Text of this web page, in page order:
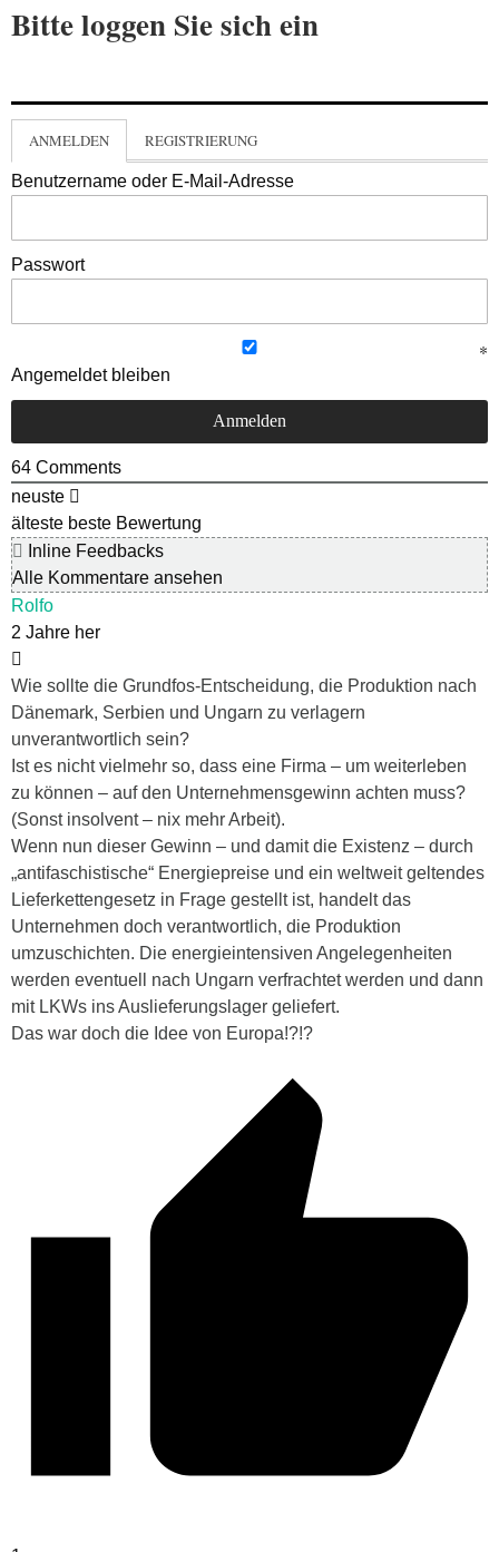
Bitte loggen Sie sich ein
ANMELDEN REGISTRIERUNG
Benutzername oder E-Mail-Adresse
Passwort
Angemeldet bleiben
64 Comments
neuste
älteste beste Bewertung
Inline Feedbacks
Alle Kommentare ansehen
Rolfo
2 Jahre her
Wie sollte die Grundfos-Entscheidung, die Produktion nach
Dänemark, Serbien und Ungarn zu verlagern
unverantwortlich sein?
Ist es nicht vielmehr so, dass eine Firma – um weiterleben
zu können – auf den Unternehmensgewinn achten muss?
(Sonst insolvent – nix mehr Arbeit).
Wenn nun dieser Gewinn – und damit die Existenz – durch
„antifaschistische“ Energiepreise und ein weltweit geltendes
Lieferkettengesetz in Frage gestellt ist, handelt das
Unternehmen doch verantwortlich, die Produktion
umzuschichten. Die energieintensiven Angelegenheiten
werden eventuell nach Ungarn verfrachtet werden und dann
mit LKWs ins Auslieferungslager geliefert.
Das war doch die Idee von Europa!?!?